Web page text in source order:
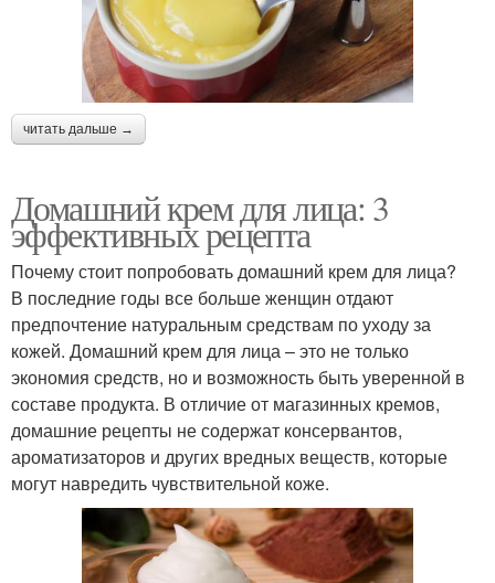
читать дальше →
Домашний крем для лица: 3
эффективных рецепта
Почему стоит попробовать домашний крем для лица?
В последние годы все больше женщин отдают
предпочтение натуральным средствам по уходу за
кожей. Домашний крем для лица – это не только
экономия средств, но и возможность быть уверенной в
составе продукта. В отличие от магазинных кремов,
домашние рецепты не содержат консервантов,
ароматизаторов и других вредных веществ, которые
могут навредить чувствительной коже.